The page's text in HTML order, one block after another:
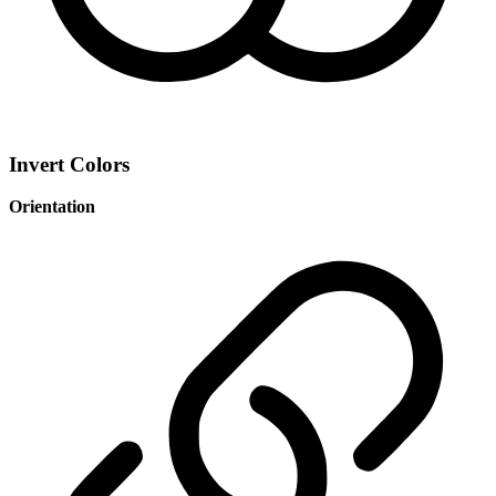
Invert Colors
Orientation